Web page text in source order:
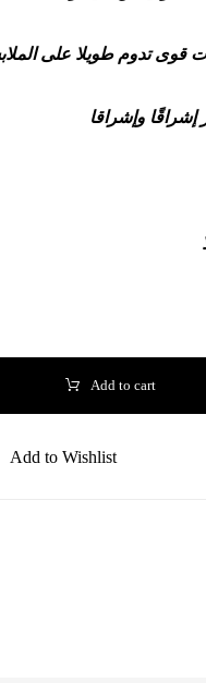
قوى تدوم طويلا على
Add to cart
Add to Wishlist